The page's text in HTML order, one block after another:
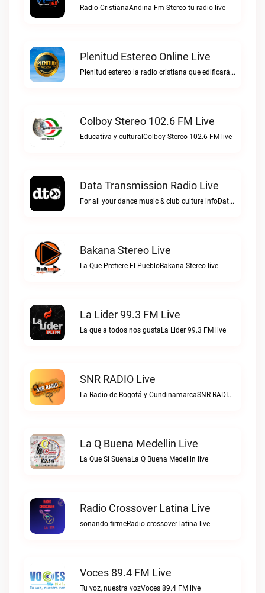
Radio CristianaAndina Fm Stereo tu radio live
Plenitud Estereo Online Live
Plenitud estereo la radio cristiana que edificará tu vida.Plenitud Estereo Online live
Colboy Stereo 102.6 FM Live
Educativa y culturalColboy Stereo 102.6 FM live
Data Transmission Radio Live
For all your dance music & club culture infoData Transmission Radio live
Bakana Stereo Live
La Que Prefiere El PuebloBakana Stereo live
La Lider 99.3 FM Live
La que a todos nos gustaLa Lider 99.3 FM live
SNR RADIO Live
La Radio de Bogotá y CundinamarcaSNR RADIO live
La Q Buena Medellin Live
La Que Si SuenaLa Q Buena Medellin live
Radio Crossover Latina Live
sonando firmeRadio crossover latina live
Voces 89.4 FM Live
Tu voz, nuestra vozVoces 89.4 FM live